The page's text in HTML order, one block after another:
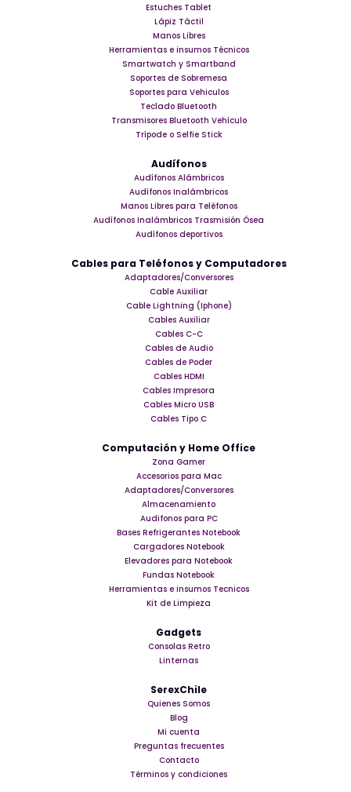
Estuches Tablet
Lápiz Táctil
Manos Libres
Herramientas e insumos Técnicos
Smartwatch y Smartband
Soportes de Sobremesa
Soportes para Vehiculos
Teclado Bluetooth
Transmisores Bluetooth Vehículo
Trípode o Selfie Stick
Audífonos
Audífonos Alámbricos
Audífonos Inalámbricos
Manos Libres para Teléfonos
Audífonos Inalámbricos Trasmisión Ósea
Audífonos deportivos
Cables para Teléfonos y Computadores
Adaptadores/Conversores
Cable Auxiliar
Cable Lightning (Iphone)
Cables Auxiliar
Cables C-C
Cables de Audio
Cables de Poder
Cables HDMI
Cables Impresora
Cables Micro USB
Cables Tipo C
Computación y Home Office
Zona Gamer
Accesorios para Mac
Adaptadores/Conversores
Almacenamiento
Audifonos para PC
Bases Refrigerantes Notebook
Cargadores Notebook
Elevadores para Notebook
Fundas Notebook
Herramientas e insumos Tecnicos
Kit de Limpieza
Gadgets
Consolas Retro
Linternas
SerexChile
Quienes Somos
Blog
Mi cuenta
Preguntas frecuentes
Contacto
Términos y condiciones